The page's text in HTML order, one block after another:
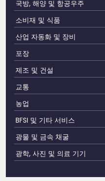
국방, 해양 및 항공우주
소비재 및 식품
산업 자동화 및 장비
포장
제조 및 건설
교통
농업
BFSI 및 기타 서비스
광물 및 금속 채굴
광학, 사진 및 의료 기기